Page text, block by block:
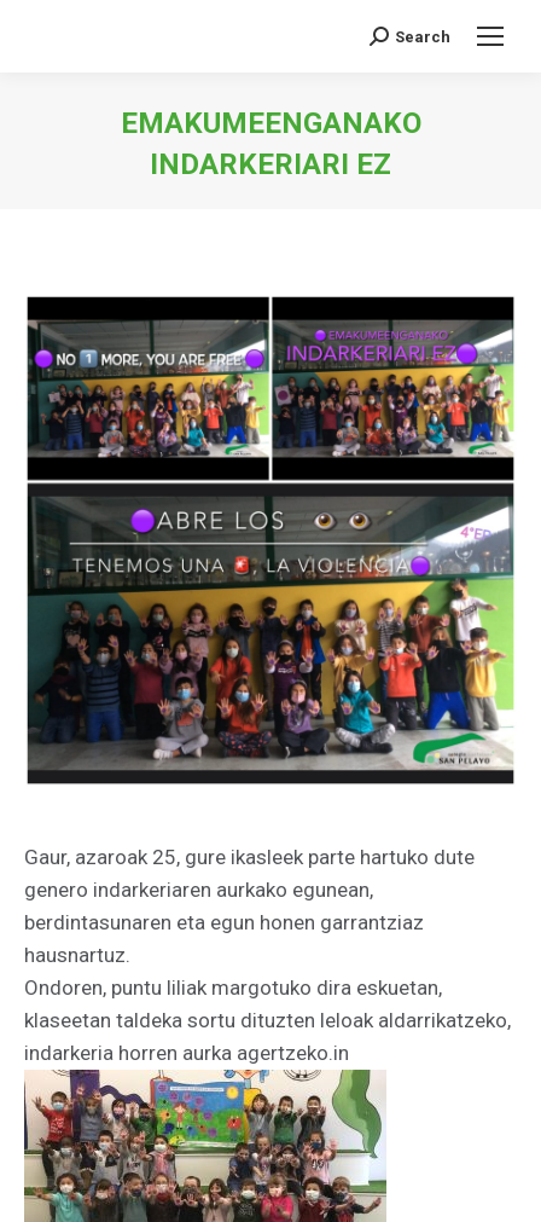
Search:
Search
EMAKUMEENGANAKO
INDARKERIARI EZ
Gaur, azaroak 25, gure ikasleek parte hartuko dute
genero indarkeriaren aurkako egunean,
berdintasunaren eta egun honen garrantziaz
hausnartuz.
Ondoren, puntu liliak margotuko dira eskuetan,
klaseetan taldeka sortu dituzten leloak aldarrikatzeko,
indarkeria horren aurka agertzeko.in